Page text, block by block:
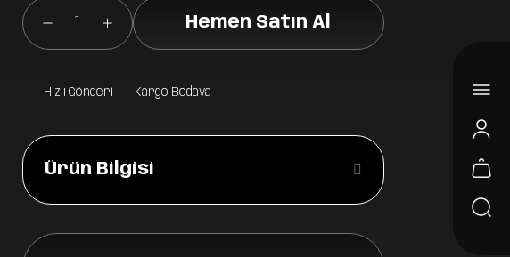
Hemen Satın Al
Hızlı Gönderi Kargo Bedava
Ürün Bilgisi